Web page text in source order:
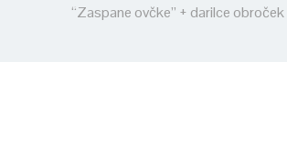
“Zaspane ovčke” + darilce